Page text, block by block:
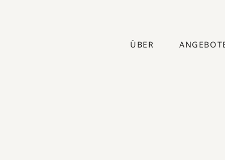
ÜBER